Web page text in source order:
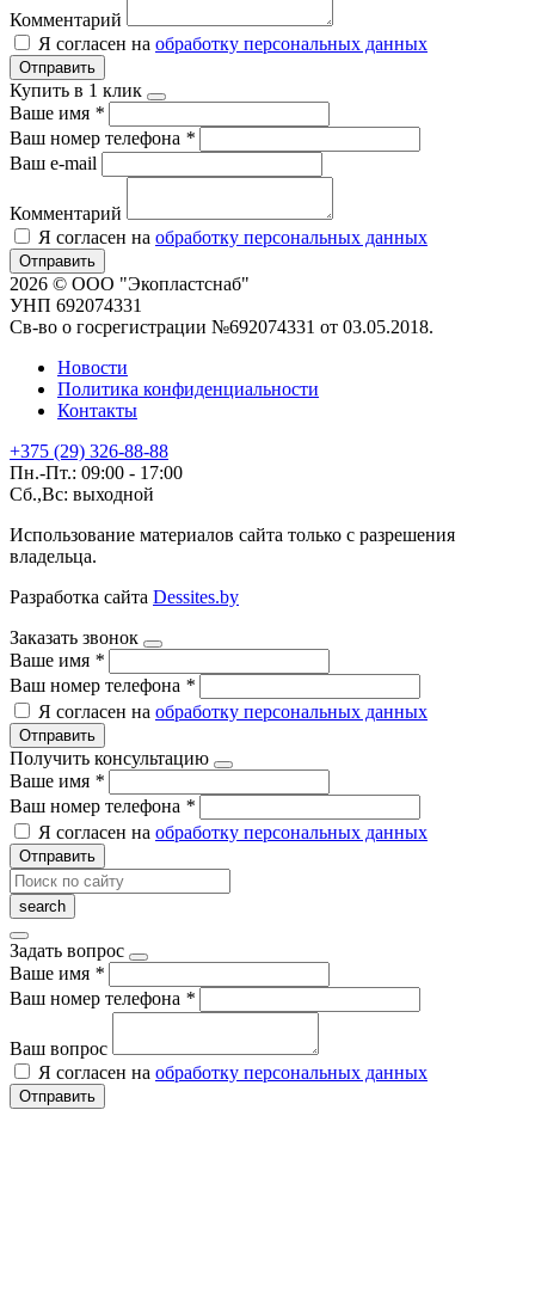
Комментарий
Я согласен на обработку персональных данных
Отправить
Купить в 1 клик
Ваше имя *
Ваш номер телефона *
Ваш e-mail
Комментарий
Я согласен на обработку персональных данных
Отправить
2026 © ООО "Экопластснаб"
УНП 692074331
Св-во о госрегистрации №692074331 от 03.05.2018.
Новости
Политика конфиденциальности
Контакты
+375 (29) 326-88-88
Пн.-Пт.: 09:00 - 17:00
Сб.,Вс: выходной
Использование материалов сайта только с разрешения
владельца.
Разработка сайта Dessites.by
Заказать звонок
Ваше имя *
Ваш номер телефона *
Я согласен на обработку персональных данных
Отправить
Получить консультацию
Ваше имя *
Ваш номер телефона *
Я согласен на обработку персональных данных
Отправить
Задать вопрос
Ваше имя *
Ваш номер телефона *
Ваш вопрос
Я согласен на обработку персональных данных
Отправить